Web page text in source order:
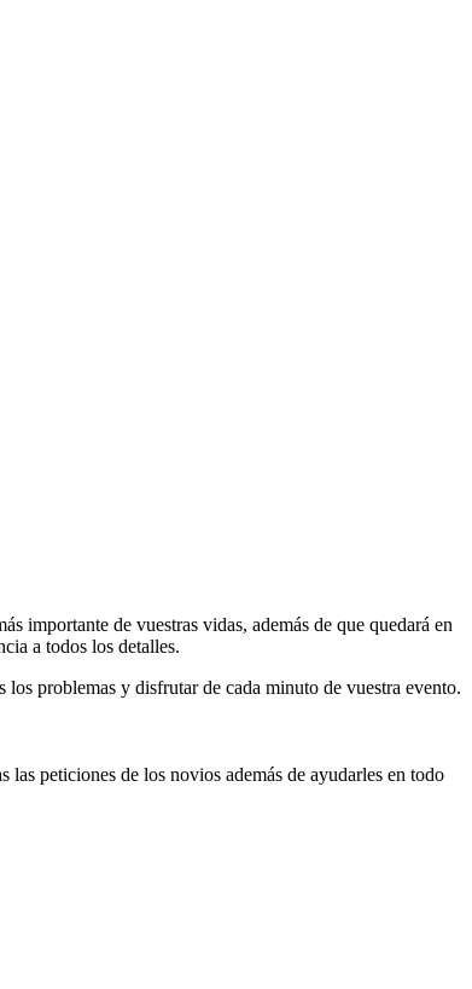
importante de vuestras vidas, además de que quedará en
a todos los detalles.
problemas y disfrutar de cada minuto de vuestra evento.
peticiones de los novios además de ayudarles en todo